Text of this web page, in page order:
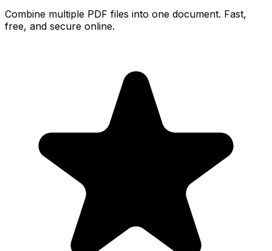
Combine multiple PDF files into one document. Fast,
free, and secure online.